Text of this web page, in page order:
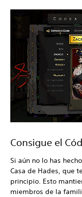
Consigue el
Si aún no lo has
Casa de Hades, que
principio. Esto
miembros de la